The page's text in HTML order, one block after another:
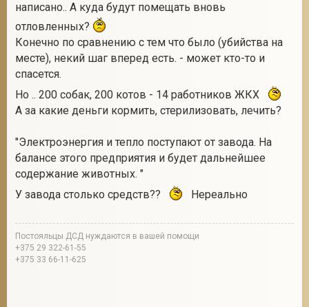
написано.. А куда будут помещать вновь
отловленных?
Конечно по сравнению с тем что было (убийства на
месте), некий шаг вперед есть. - может кто-то и
спасется.
Но .. 200 собак, 200 котов - 14 работников ЖКХ
А за какие деньги кормить, стерилизовать, лечить?
"Электроэнергия и тепло поступают от завода. На
балансе этого предприятия и будет дальнейшее
содержание животных. "
У завода столько средств??
Нереально
Постояльцы ДСД нуждаются в вашей помощи
+375 29 322-61-55
+375 33 66-11-625